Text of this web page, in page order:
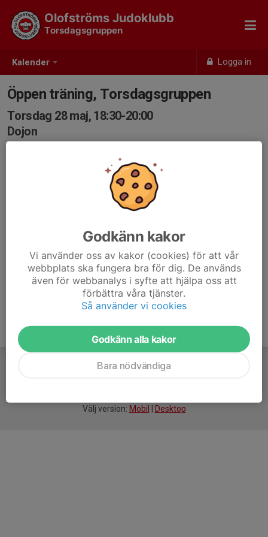
Kalender Logga in
Olofströms Judoklubb
Torsdagsgruppen
Öppen träning, Torsdagsgruppen
Torsdag 28 maj, 18:30-20:00
Dojon
Välj version: Mobil Desktop
Godkänn kakor
Vi använder oss av kakor (cookies) för att vår
webbplats ska fungera bra för dig. De används
även för webbanalys i syfte att hjälpa oss att
förbättra våra tjänster.
Så använder vi cookies
Godkänn alla kakor
Bara nödvändiga